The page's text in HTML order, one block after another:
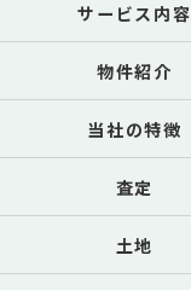
サービス内容
物件紹介
当社の特徴
査定
土地